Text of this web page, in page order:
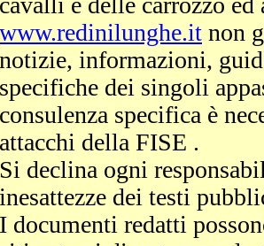
www.redinilunghe.it non
notizie, informazioni,
specifiche dei singoli
consulenza specifica è
attacchi della FISE .
Si declina ogni
inesattezze dei testi
I documenti redatti